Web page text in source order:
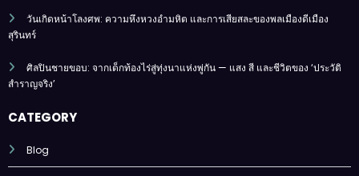
วันเกิดหน้าโลงศพ: ความหึงหวงอำมหิต และการเสียสละของพลเมืองดีเมือง
สุรินทร์
ศิลปินชายขอบ: จากเด็กท้องไร่สู่ทุ่งนาแห่งพู่กัน — แสง สี และชีวิตของ ‘ประวัติ
สำราญจริง’
CATEGORY
Blog